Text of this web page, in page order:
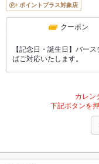
ポイントプラス対象店
クーポン
【記念日・誕生日】バー
ばご対応いたします。
カレン
下記ボタンを